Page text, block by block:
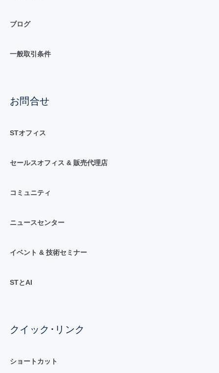
ブログ
一般取引条件
お問合せ
STオフィス
セールスオフィス & 販売代理店
コミュニティ
ニュースセンター
イベント & 技術セミナー
STとAI
クイック･リンク
ショートカット